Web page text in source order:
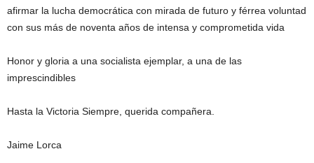
afirmar la lucha democrática con mirada de futuro y férrea voluntad
con sus más de noventa años de intensa y comprometida vida
Honor y gloria a una socialista ejemplar, a una de las
imprescindibles
Hasta la Victoria Siempre, querida compañera.
Jaime Lorca